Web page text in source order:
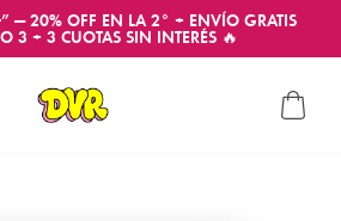
— 20% OFF EN LA 2° + ENVÍO GRATIS
3 + 3 CUOTAS SIN INTERÉS 🔥